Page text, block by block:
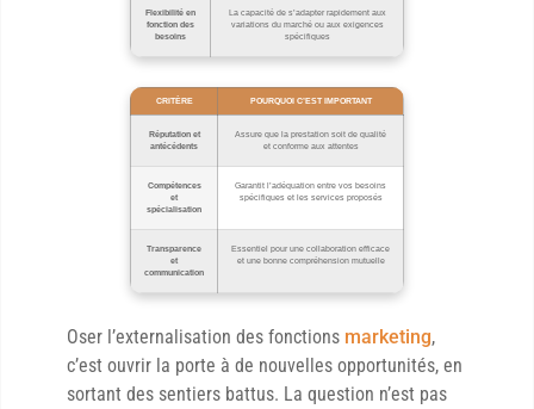
Flexibilité en
fonction des
besoins
La capacité de s’adapter rapidement aux
variations du marché ou aux exigences
spécifiques
CRITÈRE POURQUOI C’EST IMPORTANT
Réputation et
antécédents
Assure que la prestation soit de qualité
et conforme aux attentes
Compétences
et
spécialisation
Garantit l’adéquation entre vos besoins
spécifiques et les services proposés
Transparence
et
communication
Essentiel pour une collaboration efficace
et une bonne compréhension mutuelle
Oser l’externalisation des fonctions marketing,
c’est ouvrir la porte à de nouvelles opportunités, en
sortant des sentiers battus. La question n’est pas